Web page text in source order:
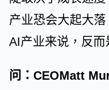
产业恐会大起大
AI产业来说，反而
问：CEOMatt